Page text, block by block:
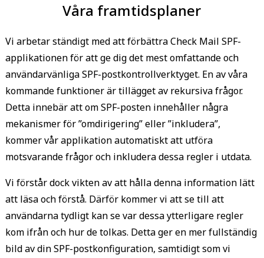
Våra framtidsplaner
Vi arbetar ständigt med att förbättra Check Mail SPF-
applikationen för att ge dig det mest omfattande och
användarvänliga SPF-postkontrollverktyget. En av våra
kommande funktioner är tillägget av rekursiva frågor.
Detta innebär att om SPF-posten innehåller några
mekanismer för ”omdirigering” eller ”inkludera”,
kommer vår applikation automatiskt att utföra
motsvarande frågor och inkludera dessa regler i utdata.
Vi förstår dock vikten av att hålla denna information lätt
att läsa och förstå. Därför kommer vi att se till att
användarna tydligt kan se var dessa ytterligare regler
kom ifrån och hur de tolkas. Detta ger en mer fullständig
bild av din SPF-postkonfiguration, samtidigt som vi